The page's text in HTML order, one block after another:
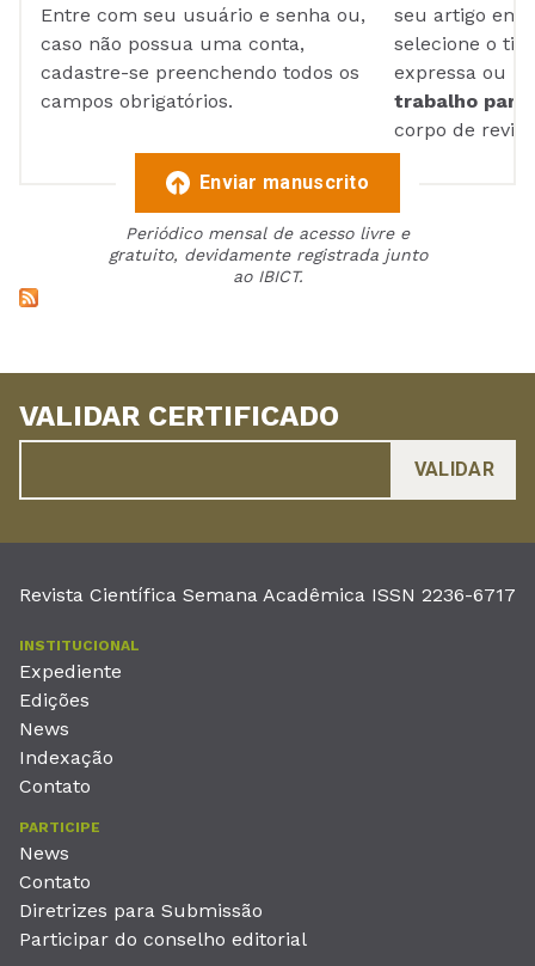
Entre com seu usuário e senha ou,
caso não possua uma conta,
cadastre-se preenchendo todos os
campos obrigatórios.
seu artigo em
selecione o
expressa ou
trabalho para
corpo de
Enviar manuscrito
Periódico mensal de acesso livre e
gratuito, devidamente registrada junto
ao IBICT.
VALIDAR CERTIFICADO
Revista Científica Semana Acadêmica ISSN 2236-6717
INSTITUCIONAL
Expediente
Edições
News
Indexação
Contato
PARTICIPE
News
Contato
Diretrizes para Submissão
Participar do conselho editorial